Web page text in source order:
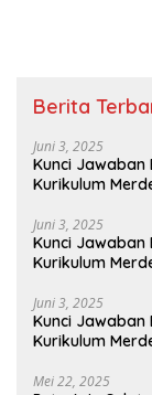
Berita
Juni 3, 2025
Kunci Jawaban
Kurikulum
Juni 3, 2025
Kunci Jawaban
Kurikulum
Juni 3, 2025
Kunci Jawaban
Kurikulum
Mei 22, 2025